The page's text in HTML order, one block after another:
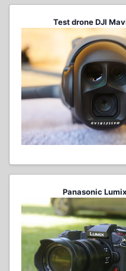
Test drone DJI
Panasonic